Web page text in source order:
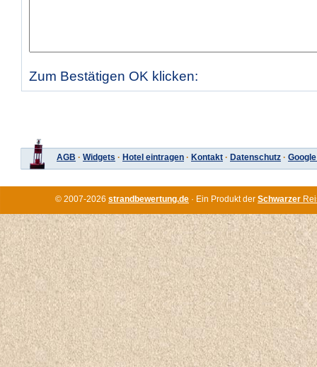
Zum Bestätigen OK klicken:
AGB · Widgets · Hotel eintragen · Kontakt · Datenschutz ·
© 2007-2026 strandbewertung.de · Ein Produkt der Schwarzer